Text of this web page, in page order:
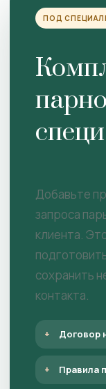
ПОД
Добавьте
запроса
клиента.
сохранить
контакта.
Договор
Правила